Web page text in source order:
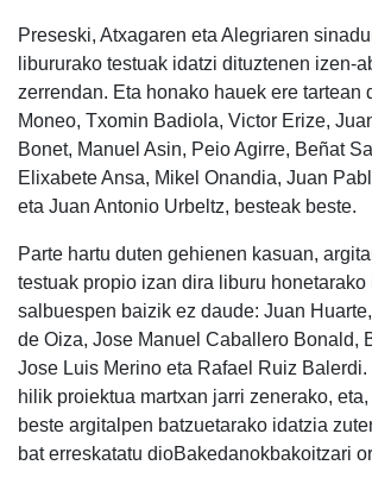
Preseski, Atxagaren eta Alegriaren
libururako testuak idatzi dituztenen izen-
zerrendan. Eta honako hauek ere tartean
Moneo, Txomin Badiola, Victor Erize,
Bonet, Manuel Asin, Peio Agirre, Beñat
Elixabete Ansa, Mikel Onandia, Juan
eta Juan Antonio Urbeltz, besteak beste.
Parte hartu duten gehienen kasuan,
testuak propio izan dira liburu honetarako
salbuespen baizik ez daude: Juan
de Oiza, Jose Manuel Caballero Bonald,
Jose Luis Merino eta Rafael Ruiz Balerdi.
hilik proiektua martxan jarri zenerako,
beste argitalpen batzuetarako idatzia
bat erreskatatu dioBakedanokbakoitzari